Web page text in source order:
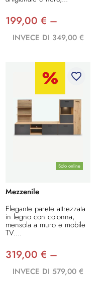
199,00 € –
INVECE DI 349,00 €
Solo online
favorite_border
Mezzenile
Elegante parete attrezzata
in legno con colonna,
mensola a muro e mobile
TV....
319,00 € –
INVECE DI 579,00 €